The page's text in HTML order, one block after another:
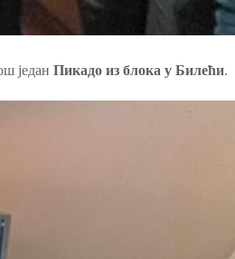
један Пикадо из блока у Билећи.